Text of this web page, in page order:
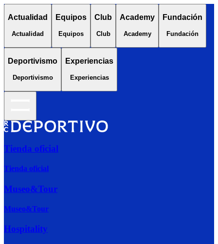
Actualidad
Actualidad
Equipos
Equipos
Club
Club
Academy
Academy
Fundación
Fundación
Deportivismo
Deportivismo
Experiencias
Experiencias
Tienda oficial
Tienda oficial
Museo&Tour
Museo&Tour
Hospitality